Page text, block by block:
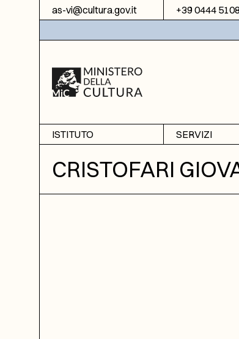
Vai al contenuto
as-vi@cultura.gov.it +39 0444
ISTITUTO
Informazioni
Sezione di Bassano del
SERVIZI
Ricerche
CRISTOFARI